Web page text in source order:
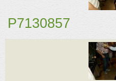
P7130857